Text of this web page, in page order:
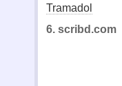
Tramadol
6. scribd.com